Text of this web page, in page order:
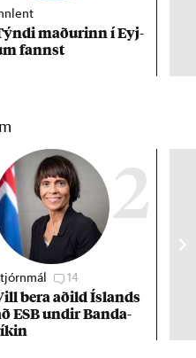
mað­ur­inn í Eyj­
fannst
2
14
bera að­ild Ís­lands
ESB und­ir Banda­